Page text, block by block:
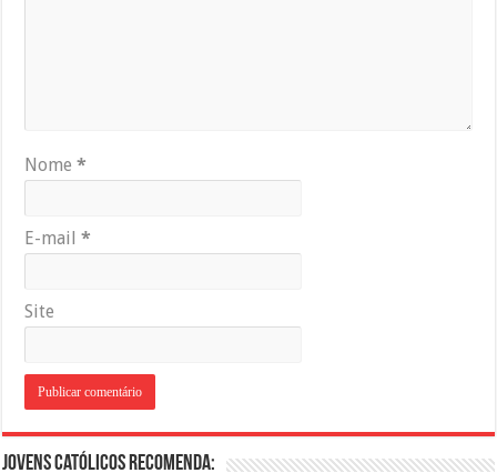
Nome*
E-mail*
Site
Jovens Católicos Recomenda: